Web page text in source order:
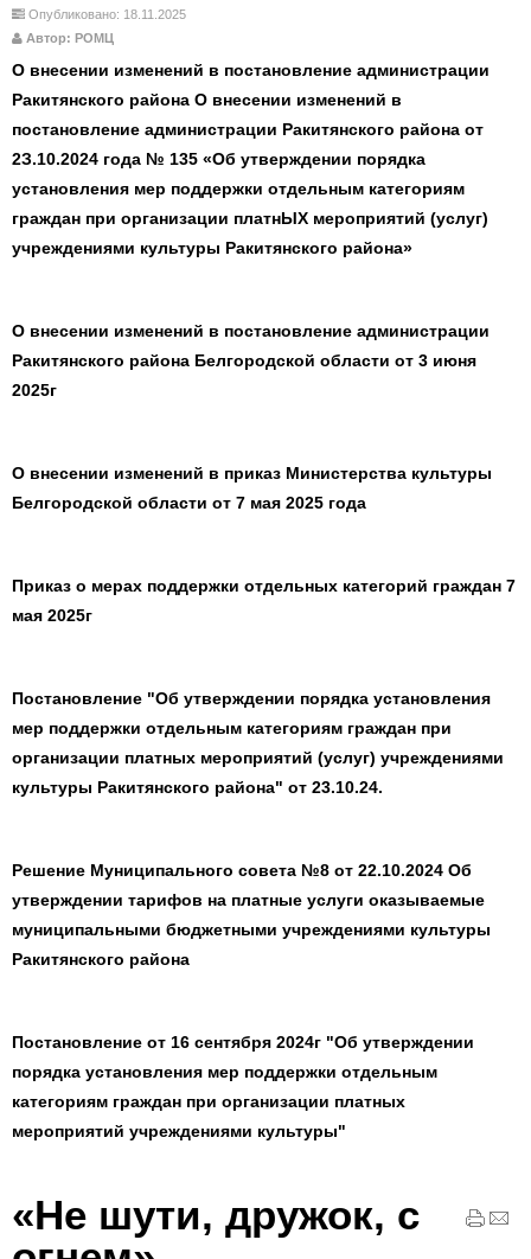
Опубликовано: 18.11.2025
Автор: РОМЦ
О внесении изменений в постановление администрации
Ракитянского района О внесении изменений в
постановление администрации Ракитянского района от
2З.10.2024 года № 135 «Об утверждении порядка
установления мер поддержки отдельным категориям
граждан при организации платнЫХ мероприятий (услуг)
учреждениями культуры Ракитянского района»
О внесении изменений в постановление администрации
Ракитянского района Белгородской области от 3 июня
2025г
О внесении изменений в приказ Министерства культуры
Белгородской области от 7 мая 2025 года
Приказ о мерах поддержки отдельных категорий граждан 7
мая 2025г
Постановление "Об утверждении порядка установления
мер поддержки отдельным категориям граждан при
организации платных мероприятий (услуг) учреждениями
культуры Ракитянского района" от 23.10.24.
Решение Муниципального совета №8 от 22.10.2024 Об
утверждении тарифов на платные услуги оказываемые
муниципальными бюджетными учреждениями культуры
Ракитянского района
Постановление от 16 сентября 2024г "Об утверждении
порядка установления мер поддержки отдельным
категориям граждан при организации платных
мероприятий учреждениями культуры"
«Не шути, дружок, с